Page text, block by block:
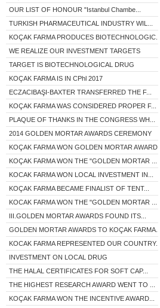
OUR LIST OF HONOUR "Istanbul Chambe...
TURKISH PHARMACEUTICAL INDUSTRY WIL...
KOÇAK FARMA PRODUCES BIOTECHNOLOGIC...
WE REALIZE OUR INVESTMENT TARGETS
TARGET IS BIOTECHNOLOGICAL DRUG
KOÇAK FARMA IS IN CPhl 2017
ECZACIBAŞI-BAXTER TRANSFERRED THE F...
KOÇAK FARMA WAS CONSIDERED PROPER F...
PLAQUE OF THANKS IN THE CONGRESS WH...
2014 GOLDEN MORTAR AWARDS CEREMONY
KOÇAK FARMA WON GOLDEN MORTAR AWARD...
KOÇAK FARMA WON THE "GOLDEN MORTAR ...
KOCAK FARMA WON LOCAL INVESTMENT IN...
KOÇAK FARMA BECAME FINALIST OF TENT...
KOCAK FARMA WON THE "GOLDEN MORTAR ...
III.GOLDEN MORTAR AWARDS FOUND ITS...
GOLDEN MORTAR AWARDS TO KOÇAK FARMA...
KOCAK FARMA REPRESENTED OUR COUNTRY...
INVESTMENT ON LOCAL DRUG
THE HALAL CERTIFICATES FOR SOFT CAP...
THE HIGHEST RESEARCH AWARD WENT TO ...
KOÇAK FARMA WON THE INCENTIVE AWARD...